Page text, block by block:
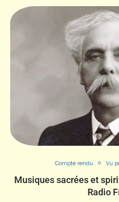
Compte rendu Vu
Musiques sacrées et
Radio